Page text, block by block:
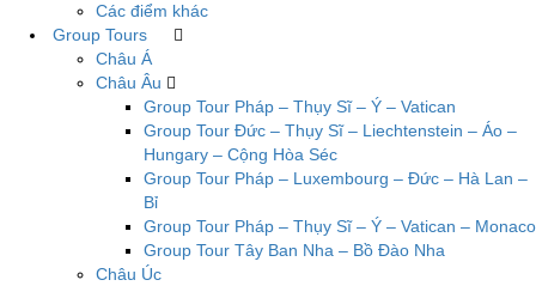
Các điểm khác
Group Tours
Châu Á
Châu Âu
Group Tour Pháp – Thụy Sĩ – Ý – Vatican
Group Tour Đức – Thụy Sĩ – Liechtenstein – Áo –
Hungary – Cộng Hòa Séc
Group Tour Pháp – Luxembourg – Đức – Hà Lan –
Bỉ
Group Tour Pháp – Thụy Sĩ – Ý – Vatican – Monaco
Group Tour Tây Ban Nha – Bồ Đào Nha
Châu Úc